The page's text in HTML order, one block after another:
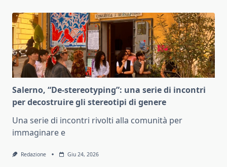
Salerno, “De-stereotyping”: una serie di incontri
per decostruire gli stereotipi di genere
Una serie di incontri rivolti alla comunità per
immaginare e
Redazione Giu 24, 2026